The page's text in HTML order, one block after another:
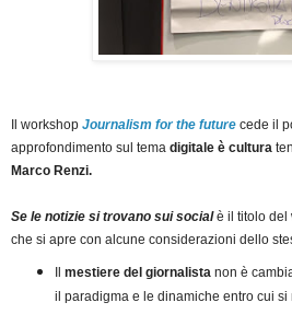
Il workshop Journalism for the future cede il
approfondimento sul tema digitale è cultura
Marco Renzi.
Se le notizie si trovano sui socialè il titolo del
che si apre con alcune considerazioni dello
mestiere del giornalistanon è
il paradigma e le dinamiche entro cui si